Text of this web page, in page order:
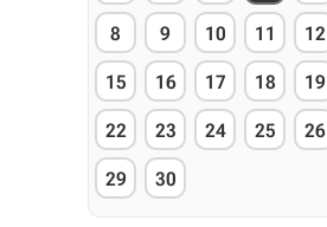
8 9 10 11 12
15 16 17 18 19
22 23 24 25 26
29 30